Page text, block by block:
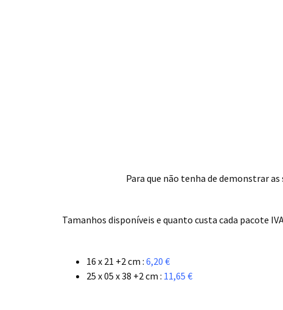
Para que não tenha de demonstrar
Tamanhos disponíveis e quanto custa cada pacote
16 x 21 +2 cm : 6,20 €
25 x 05 x 38 +2 cm : 11,65 €